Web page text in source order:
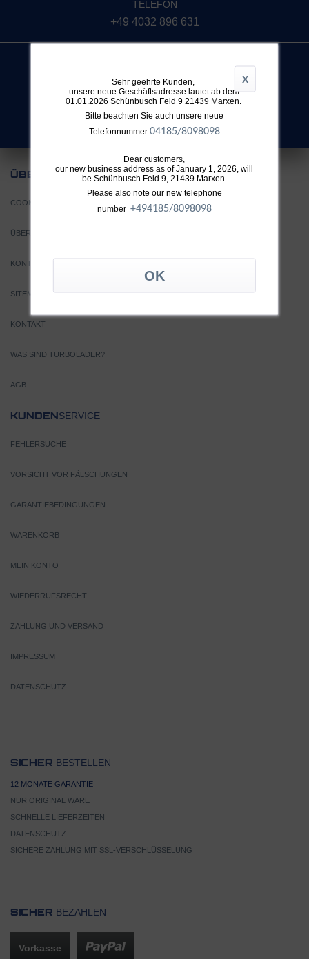
X
Sehr geehrte Kunden,
unsere neue Geschäftsadresse lautet ab dem
01.01.2026 Schünbusch Feld 9 21439 Marxen.
Bitte beachten Sie auch unsere neue
Telefonnummer 04185/8098098
Dear customers,
our new business address as of January 1, 2026, will
be Schünbusch Feld 9, 21439 Marxen.
Please also note our new telephone
number +494185/8098098
TELEFON
+49 4032 896 631
SUCHE
Nicht fündig geworden?
ÜBER UNS
COOKIE EINSTELLUNGEN
ÜBER TTH
KONTAKT
SITEMAP
KONTAKT
WAS SIND TURBOLADER?
AGB
KUNDENSERVICE
FEHLERSUCHE
VORSICHT VOR FÄLSCHUNGEN
GARANTIEBEDINGUNGEN
WARENKORB
MEIN KONTO
WIEDERRUFSRECHT
ZAHLUNG UND VERSAND
IMPRESSUM
DATENSCHUTZ
SICHER BESTELLEN
12 MONATE GARANTIE
NUR ORIGINAL WARE
SCHNELLE LIEFERZEITEN
DATENSCHUTZ
SICHERE ZAHLUNG MIT SSL-VERSCHLÜSSELUNG
SICHER BEZAHLEN
Vorkasse